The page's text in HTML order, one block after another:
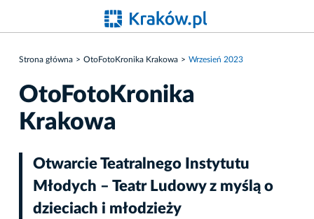
Strona główna OtoFotoKronika Krakowa Wrzesień 2023
OtoFotoKronika
Krakowa
Otwarcie Teatralnego Instytutu
Młodych – Teatr Ludowy z myślą o
dzieciach i młodzieży